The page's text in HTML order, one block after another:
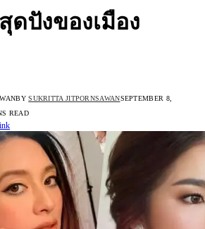
ดปังของเมือง
BY SUKRITTA JITPORNSAWANSEPTEMBER 8,
READ